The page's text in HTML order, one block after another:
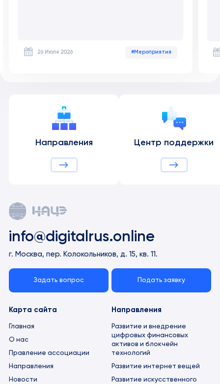
26 Июля 2026 #Мероприятия
Направления Центр поддержки
info@digitalrus.online
г. Москва, пер. Колокольников, д. 15, кв. 11.
Задать вопрос Подать заявку
Карта сайта
Главная
О нас
Правление ассоциации
Направления
Новости
Направления
Развитие и внедрение
цифровых финансовых
активов и блокчейн
технологий
Развитие интернет вещей
Развитие искусственного